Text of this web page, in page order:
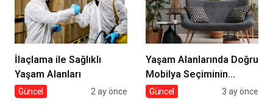
İlaçlama ile Sağlıklı
Yaşam Alanları
Güncel 2 ay önce
Yaşam Alanlarında Doğru
Mobilya Seçiminin
İncelikleri
Güncel 3 ay önce